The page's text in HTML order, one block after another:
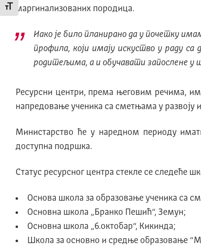
Промени величину слова
маргинализованих породица.
Иако је било планирано да у почетку
профила, који имају искуство у раду
родитељима, а и обучавати запослене у
Ресурсни центри, према његовим речима,
напредовање ученика са сметњама у
Министарство ће у наредном периоду
доступна подршка.
Статус ресурсног центра стекле се следеће
Основа школа за образовање ученика са
Основна школа „Бранко Пешић“, Земун;
Основна школа „6.октобар“, Кикинда;
Школа за основно и средње образовање